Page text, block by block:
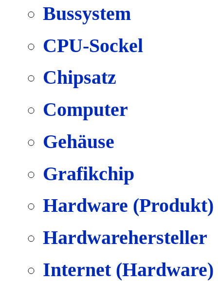
Bussystem
CPU-Sockel
Chipsatz
Computer
Gehäuse
Grafikchip
Hardware (Produkt)
Hardwarehersteller
Internet (Hardware)